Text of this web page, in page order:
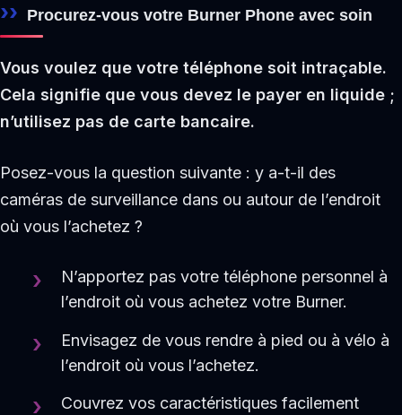
Procurez-vous votre Burner Phone avec soin
Vous voulez que votre téléphone soit intraçable.
Cela signifie que vous devez le payer en liquide ;
n’utilisez pas de carte bancaire.
Posez-vous la question suivante : y a-t-il des
caméras de surveillance dans ou autour de l’endroit
où vous l’achetez ?
N’apportez pas votre téléphone personnel à
l’endroit où vous achetez votre Burner.
Envisagez de vous rendre à pied ou à vélo à
l’endroit où vous l’achetez.
Couvrez vos caractéristiques facilement